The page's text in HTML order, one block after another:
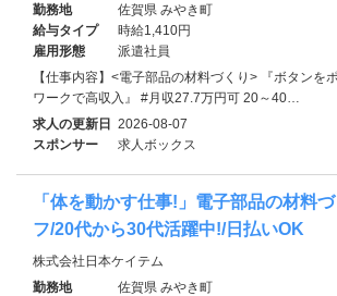
勤務地
佐賀県 みやき町
給与タイプ
時給1,410円
雇用形態
派遣社員
【仕事内容】<電子部品の材料づくり> 『ボタンを
ワークで高収入』 #月収27.7万円可 20～40…
求人の更新日 2026-08-07
スポンサー
求人ボックス
「体を動かす仕事!」電子部品の材料
フ/20代から30代活躍中!/日払いOK
株式会社日本ケイテム
勤務地
佐賀県 みやき町